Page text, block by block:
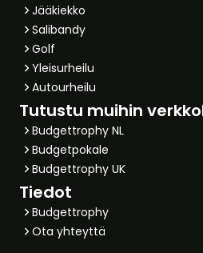
Jääkiekko
Salibandy
Golf
Yleisurheilu
Autourheilu
Tutustu muihin
Budgettrophy NL
Budgetpokale
Budgettrophy UK
Tiedot
Budgettrophy
Ota yhteyttä